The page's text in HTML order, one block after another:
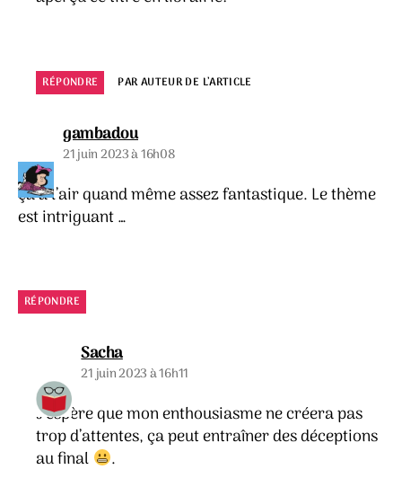
RÉPONDRE PAR AUTEUR DE L’ARTICLE
gambadoudit :
21 juin 2023 à 16h08
ça à l’air quand même assez fantastique. Le thème
est intriguant …
RÉPONDRE
Sachadit :
21 juin 2023 à 16h11
J’espère que mon enthousiasme ne créera pas
trop d’attentes, ça peut entraîner des déceptions
au final
.